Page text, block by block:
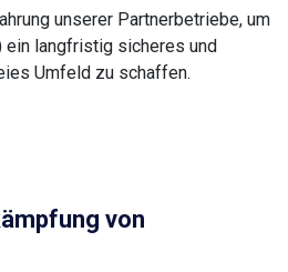
unserer Partnerbetriebe, um
ein langfristig sicheres und
Umfeld zu schaffen.
von